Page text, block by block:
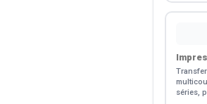
séries,